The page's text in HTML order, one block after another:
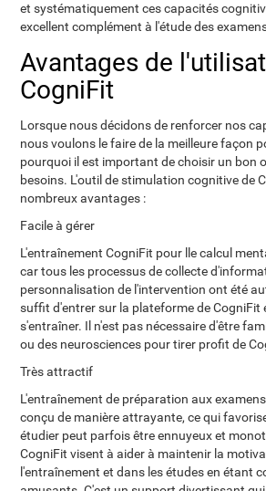
et systématiquement ces capacités
excellent complément à l'étude des
Avantages de
CogniFit
Lorsque nous décidons de renforcer nos
nous voulons le faire de la meilleure façon
pourquoi il est important de choisir un bon
besoins. L'outil de stimulation cognitive de
nombreux avantages :
Facile à gérer
L'entraînement CogniFit pour lle calcul
car tous les processus de collecte
personnalisation de l'intervention ont été
suffit d'entrer sur la plateforme de CogniFit
s'entraîner. Il n'est pas nécessaire d'être
ou des neurosciences pour tirer profit de
Très attractif
L'entraînement de préparation aux
conçu de manière attrayante, ce qui
étudier peut parfois être ennuyeux et
CogniFit visent à aider à maintenir la
l'entraînement et dans les études en étant